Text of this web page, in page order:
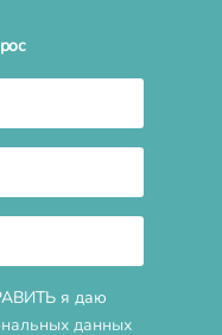
я даю
данных